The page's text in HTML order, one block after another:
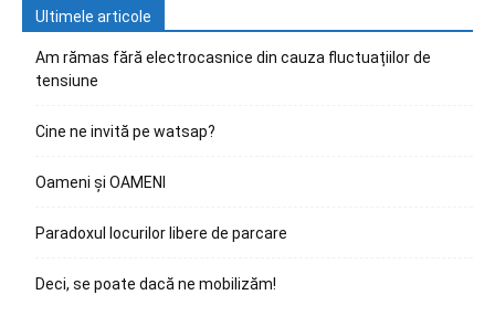
Ultimele articole
Am rămas fără electrocasnice din cauza fluctuațiilor de
tensiune
Cine ne invită pe watsap?
Oameni și OAMENI
Paradoxul locurilor libere de parcare
Deci, se poate dacă ne mobilizăm!